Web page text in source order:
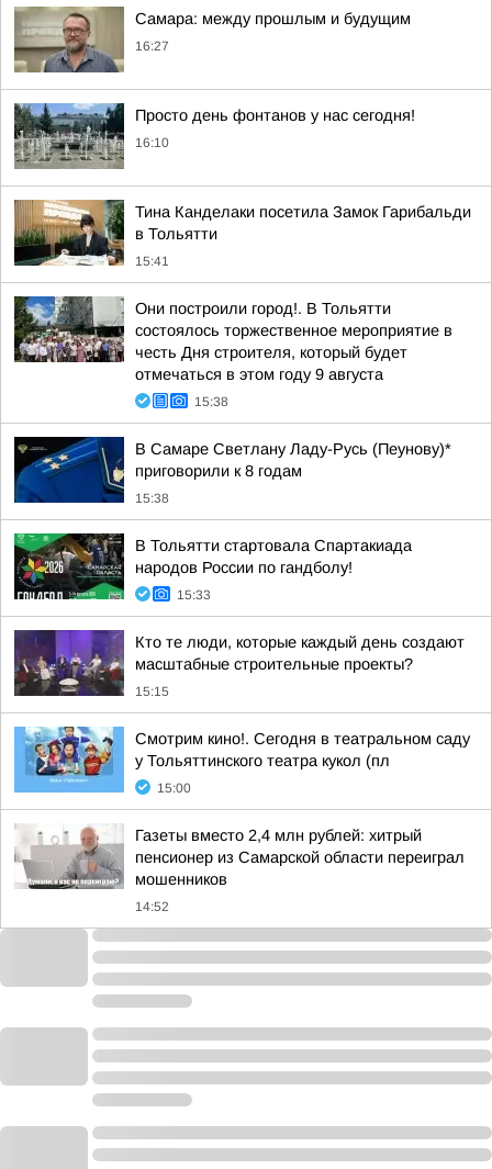
Самара: между прошлым и будущим
16:27
Просто день фонтанов у нас сегодня!
16:10
Тина Канделаки посетила Замок Гарибальди
в Тольятти
15:41
Они построили город!. В Тольятти
состоялось торжественное мероприятие в
честь Дня строителя, который будет
отмечаться в этом году 9 августа
15:38
В Самаре Светлану Ладу-Русь (Пеунову)*
приговорили к 8 годам
15:38
В Тольятти стартовала Спартакиада
народов России по гандболу!
15:33
Кто те люди, которые каждый день создают
масштабные строительные проекты?
15:15
Смотрим кино!. Сегодня в театральном саду
у Тольяттинского театра кукол (пл
15:00
Газеты вместо 2,4 млн рублей: хитрый
пенсионер из Самарской области переиграл
мошенников
14:52